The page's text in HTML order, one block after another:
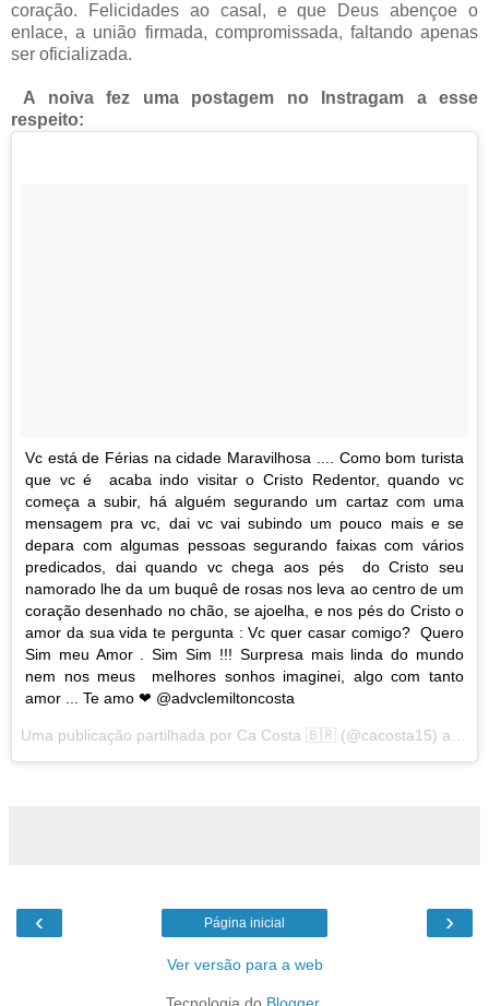
coração. Felicidades ao casal, e que Deus abençoe o
enlace, a união firmada, compromissada, faltando apenas
ser oficializada.
A noiva fez uma postagem no Instragam a esse
respeito:
Vc está de Férias na cidade Maravilhosa .... Como bom turista
que vc é acaba indo visitar o Cristo Redentor, quando vc
começa a subir, há alguém segurando um cartaz com uma
mensagem pra vc, dai vc vai subindo um pouco mais e se
depara com algumas pessoas segurando faixas com vários
predicados, dai quando vc chega aos pés do Cristo seu
namorado lhe da um buquê de rosas nos leva ao centro de um
coração desenhado no chão, se ajoelha, e nos pés do Cristo o
amor da sua vida te pergunta : Vc quer casar comigo? Quero
Sim meu Amor . Sim Sim !!! Surpresa mais linda do mundo
nem nos meus melhores sonhos imaginei, algo com tanto
amor ... Te amo ❤ @advclemiltoncosta
Uma publicação partilhada por Ca Costa 🇧🇷 (@cacosta15) a 3
‹ ›
Página inicial
Ver versão para a web